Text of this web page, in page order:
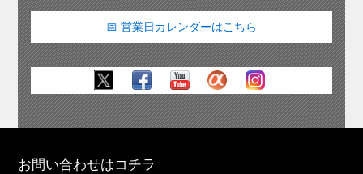
📅 営業日カレンダーはこちら
お問い合わせはコチラ